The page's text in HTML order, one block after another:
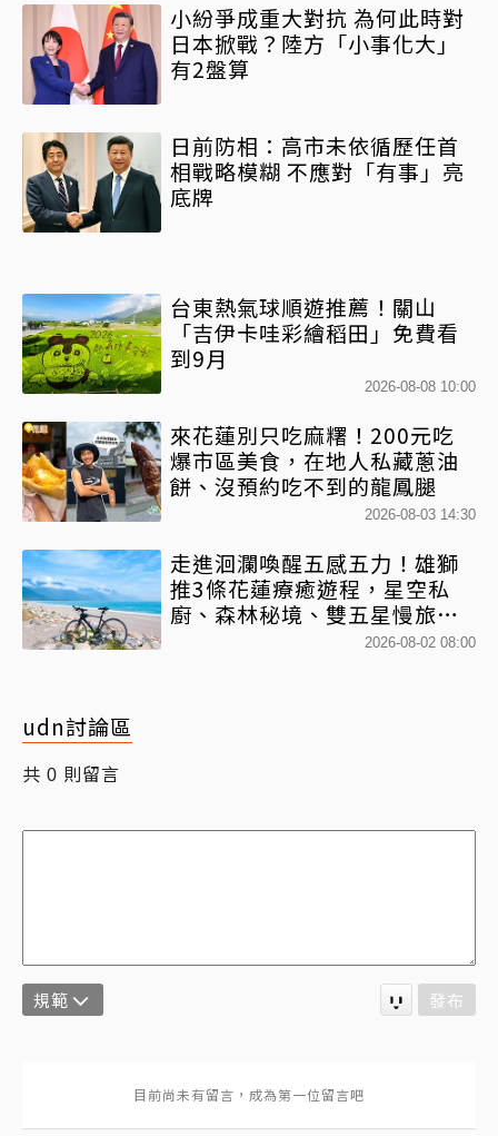
小紛爭成重大對抗 為何此時對
日本掀戰？陸方「小事化大」
有2盤算
日前防相：高市未依循歷任首
相戰略模糊 不應對「有事」亮
底牌
台東熱氣球順遊推薦！關山
「吉伊卡哇彩繪稻田」免費看
到9月
2026-08-08 10:00
來花蓮別只吃麻糬！200元吃
爆市區美食，在地人私藏蔥油
餅、沒預約吃不到的龍鳳腿
2026-08-03 14:30
走進洄瀾喚醒五感五力！雄獅
推3條花蓮療癒遊程，星空私
廚、森林秘境、雙五星慢旅一
2026-08-02 08:00
udn討論區
共 0 則留言
規範 發布